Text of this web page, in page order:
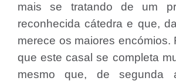
mais se tratando de um
reconhecida cátedra e que,
merece os maiores encómios.
que este casal se completa
mesmo que, de segunda